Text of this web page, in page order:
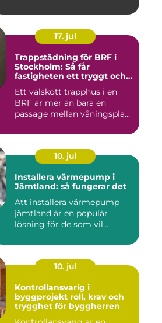
17. jul
Trappstädning för BRF i
Stockholm: Så får
fastigheten ett tryggt och
Ett välskött trapphus i en
BRF är mer än bara en
passage mellan våningspla...
10. jul
Installera värmepump i
Jämtland: så fungerar det
Att installera värmepump
jämtland är en populär
lösning för de som vil...
10. jul
Kontrollansvarig i
byggprojekt roll, krav och
trygghet för byggherren